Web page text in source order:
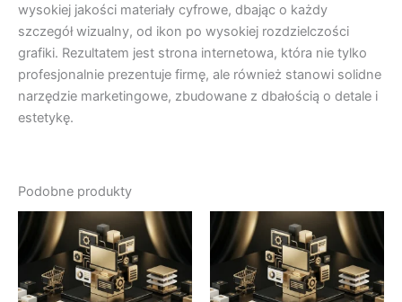
wysokiej jakości materiały cyfrowe, dbając o każdy
szczegół wizualny, od ikon po wysokiej rozdzielczości
grafiki. Rezultatem jest strona internetowa, która nie tylko
profesjonalnie prezentuje firmę, ale również stanowi solidne
narzędzie marketingowe, zbudowane z dbałością o detale i
estetykę.
Podobne produkty